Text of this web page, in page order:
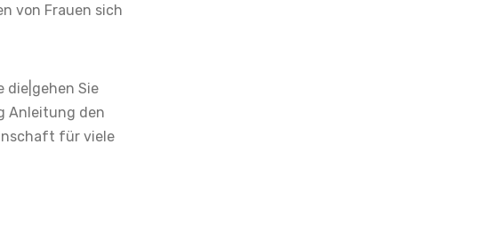
von Frauen sich
die|gehen Sie
Anleitung den
für viele